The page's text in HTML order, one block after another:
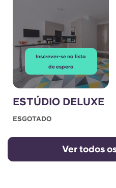
Inscrever-se na lista
de espera
ESTÚDIO DELUXE
ESGOTADO
Ver todos